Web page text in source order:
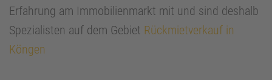
Erfahrung am Immobilienmarkt mit und sind deshalb
Spezialisten auf dem Gebiet Rückmietverkauf in
Köngen